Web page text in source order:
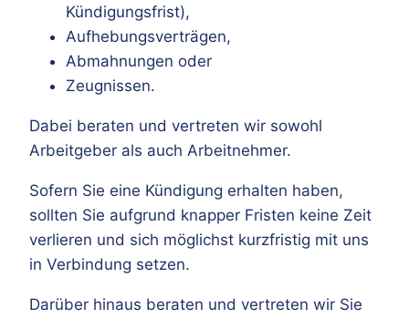
Kündigungsfrist),
Aufhebungsverträgen,
Abmahnungen oder
Zeugnissen.
Dabei beraten und vertreten wir sowohl
Arbeitgeber als auch Arbeitnehmer.
Sofern Sie eine Kündigung erhalten haben,
sollten Sie aufgrund knapper Fristen keine Zeit
verlieren und sich möglichst kurzfristig mit uns
in Verbindung setzen.
Darüber hinaus beraten und vertreten wir Sie